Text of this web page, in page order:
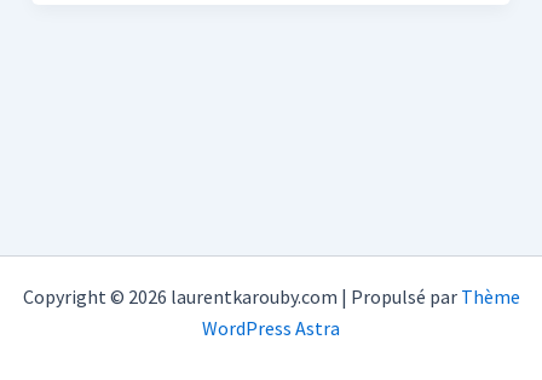
Copyright © 2026 laurentkarouby.com | Propulsé par Thème
WordPress Astra